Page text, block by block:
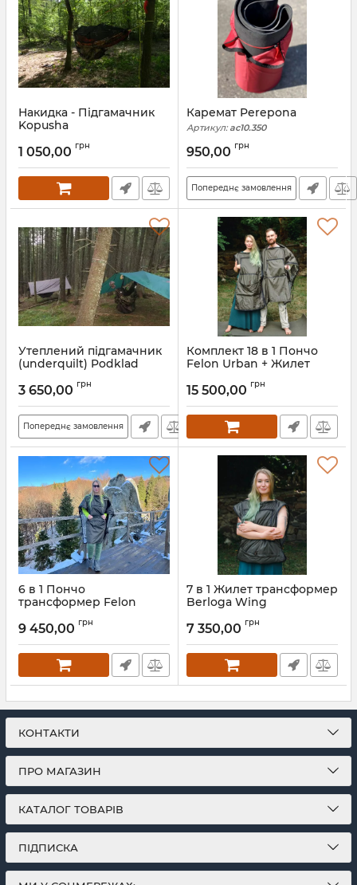
Накидка - Підгамачник
Kopusha
1 050,00 грн
Каремат Perepona
Артикул: ac10.350
950,00 грн
Попереднє замовлення
Утеплений підгамачник
(underquilt) Podklad
3 650,00 грн
Попереднє замовлення
Комплект 18 в 1 Пончо
Felon Urban + Жилет
Wing
Артикул: fn70.1280.uw
15 500,00 грн
6 в 1 Пончо
трансформер Felon
9 450,00 грн
7 в 1 Жилет трансформер
Berloga Wing
7 350,00 грн
КОНТАКТИ
ПРО МАГАЗИН
КАТАЛОГ ТОВАРІВ
ПІДПИСКА